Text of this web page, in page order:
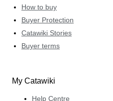
How to buy
Buyer Protection
Catawiki Stories
Buyer terms
My Catawiki
Help Centre